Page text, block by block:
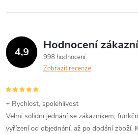
4,9 Hodnocení
998 hodnocení
Zobrazit recenze
+ Rychlost, spolehlivost
Velmi solidní jednání se zákazníkem,
vyřízení od objednání, až po dodání zboží.